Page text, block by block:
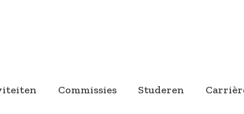
Commissies Studeren